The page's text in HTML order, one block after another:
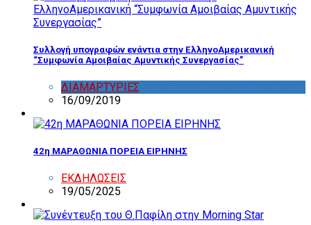
Συλλογή υπογραφών ενάντια στην ΕλληνοΑμερικανική
“Συμφωνία Αμοιβαίας Αμυντικής Συνεργασίας”
ΔΙΑΜΑΡΤΥΡΙΕΣ
16/09/2019
42η ΜΑΡΑΘΩΝΙΑ ΠΟΡΕΙΑ ΕΙΡΗΝΗΣ
ΕΚΔΗΛΩΣΕΙΣ
19/05/2025